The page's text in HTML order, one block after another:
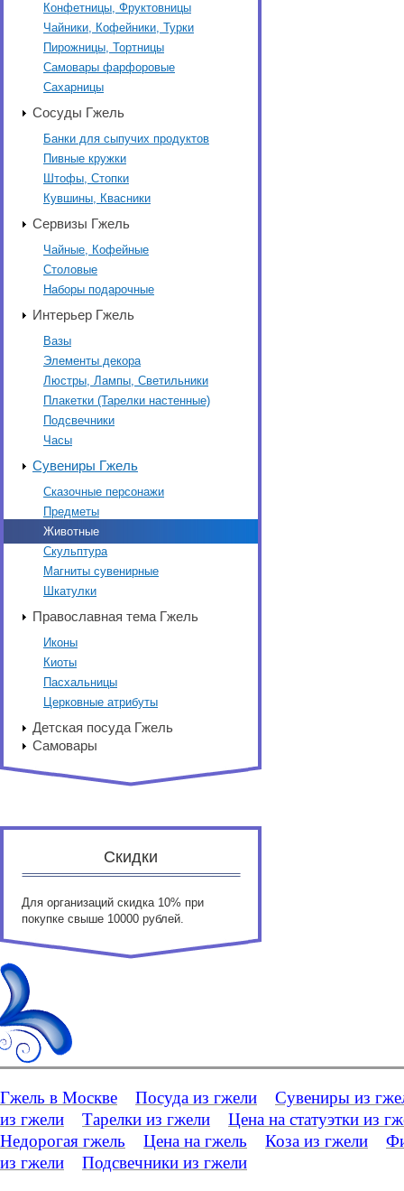
Конфетницы, Фруктовницы
Чайники, Кофейники, Турки
Пирожницы, Тортницы
Самовары фарфоровые
Сахарницы
Сосуды Гжель
Банки для сыпучих продуктов
Пивные кружки
Штофы, Стопки
Кувшины, Квасники
Сервизы Гжель
Чайные, Кофейные
Столовые
Наборы подарочные
Интерьер Гжель
Вазы
Элементы декора
Люстры, Лампы, Светильники
Плакетки (Тарелки настенные)
Подсвечники
Часы
Сувениры Гжель
Сказочные персонажи
Предметы
Животные
Скульптура
Магниты сувенирные
Шкатулки
Православная тема Гжель
Иконы
Киоты
Пасхальницы
Церковные атрибуты
Детская посуда Гжель
Самовары
Скидки
Для организаций скидка 10% при
покупке свыше 10000 рублей.
Гжель в Москве Посуда из гжели
Сувениры из
из гжели
Тарелки из гжели
Цена на статуэтки из
Недорогая гжель
Цена на гжель Коза из гжели
из гжели
Подсвечники из гжели